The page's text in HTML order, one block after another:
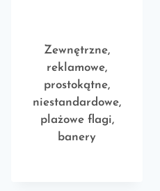
Zewnętrzne,
reklamowe,
prostokątne,
niestandardowe,
plażowe flagi,
banery